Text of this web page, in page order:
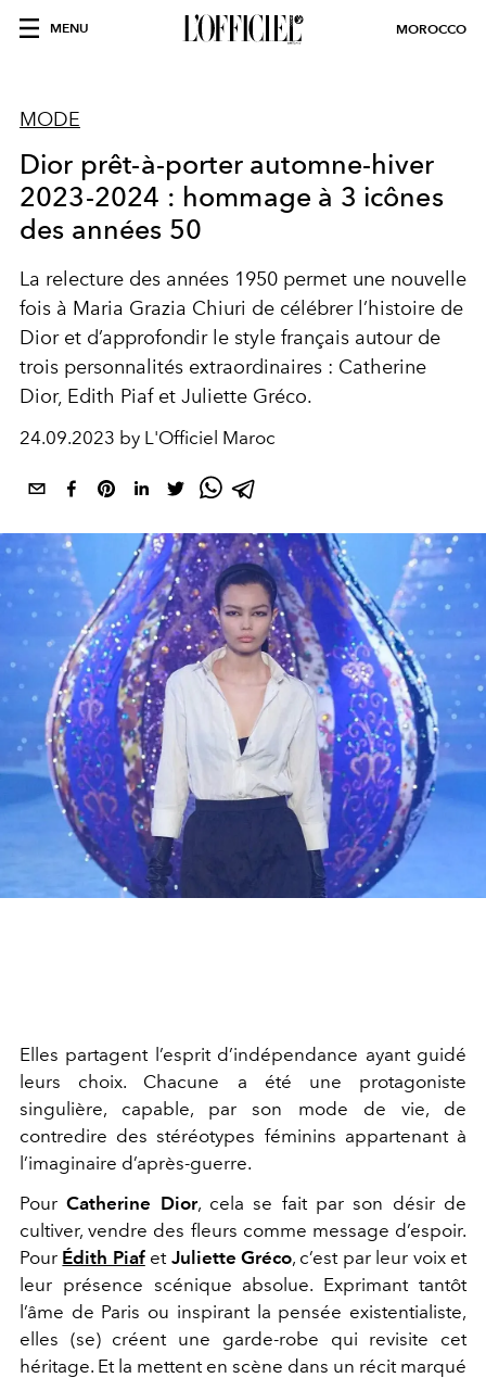
MENU MOROCCO
MODE
Dior prêt-à-porter automne-hiver
2023-2024 : hommage à 3 icônes
des années 50
La relecture des années 1950 permet une nouvelle
fois à Maria Grazia Chiuri de célébrer l’histoire de
Dior et d’approfondir le style français autour de
trois personnalités extraordinaires : Catherine
Dior, Edith Piaf et Juliette Gréco.
24.09.2023 by L'Officiel Maroc
Elles partagent l’esprit d’indépendance ayant guidé
leurs choix. Chacune a été une protagoniste
singulière, capable, par son mode de vie, de
contredire des stéréotypes féminins appartenant à
l’imaginaire d’après-guerre.
PourCatherine Dior, cela se fait par son désir de
cultiver, vendre des fleurs comme message d’espoir.
Pour Édith Piafet Juliette Gréco, c’est par leur voix et
leur présence scénique absolue. Exprimant tantôt
l’âme de Paris ou inspirant la pensée existentialiste,
elles (se) créent une garde-robe qui revisite cet
héritage. Et la mettent en scène dans un récit marqué